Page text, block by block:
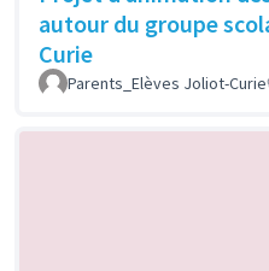
autour du groupe
Curie
Parents_Elèves Joliot-Curie